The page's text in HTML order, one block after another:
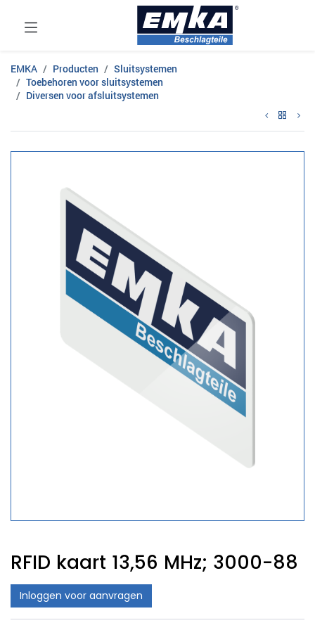
EMKA Producten
Sluitsystemen
Toebehoren voor sluitsystemen
Diversen voor afsluitsystemen
RFID kaart 13,56 MHz; 3000-88
Inloggen voor aanvragen